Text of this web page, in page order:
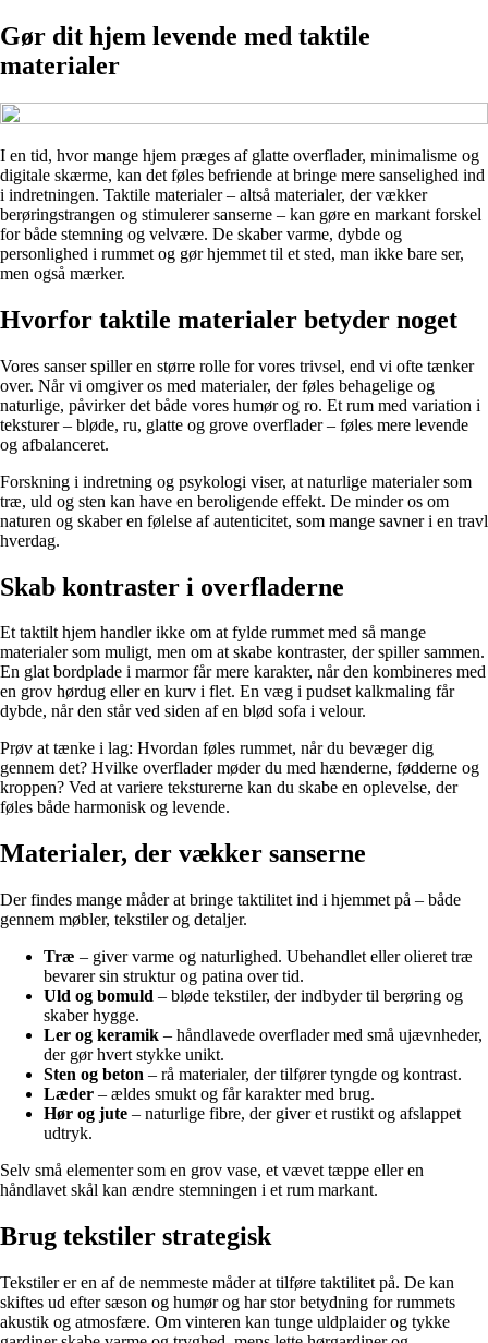
Gør dit hjem levende med taktile
materialer
I en tid, hvor mange hjem præges af glatte overflader, minimalisme og
digitale skærme, kan det føles befriende at bringe mere sanselighed ind
i indretningen. Taktile materialer – altså materialer, der vækker
berøringstrangen og stimulerer sanserne – kan gøre en markant forskel
for både stemning og velvære. De skaber varme, dybde og
personlighed i rummet og gør hjemmet til et sted, man ikke bare ser,
men også mærker.
Hvorfor taktile materialer betyder noget
Vores sanser spiller en større rolle for vores trivsel, end vi ofte tænker
over. Når vi omgiver os med materialer, der føles behagelige og
naturlige, påvirker det både vores humør og ro. Et rum med variation i
teksturer – bløde, ru, glatte og grove overflader – føles mere levende
og afbalanceret.
Forskning i indretning og psykologi viser, at naturlige materialer som
træ, uld og sten kan have en beroligende effekt. De minder os om
naturen og skaber en følelse af autenticitet, som mange savner i en travl
hverdag.
Skab kontraster i overfladerne
Et taktilt hjem handler ikke om at fylde rummet med så mange
materialer som muligt, men om at skabe kontraster, der spiller sammen.
En glat bordplade i marmor får mere karakter, når den kombineres med
en grov hørdug eller en kurv i flet. En væg i pudset kalkmaling får
dybde, når den står ved siden af en blød sofa i velour.
Prøv at tænke i lag: Hvordan føles rummet, når du bevæger dig
gennem det? Hvilke overflader møder du med hænderne, fødderne og
kroppen? Ved at variere teksturerne kan du skabe en oplevelse, der
føles både harmonisk og levende.
Materialer, der vækker sanserne
Der findes mange måder at bringe taktilitet ind i hjemmet på – både
gennem møbler, tekstiler og detaljer.
Træ – giver varme og naturlighed. Ubehandlet eller olieret træ
bevarer sin struktur og patina over tid.
Uld og bomuld – bløde tekstiler, der indbyder til berøring og
skaber hygge.
Ler og keramik – håndlavede overflader med små ujævnheder,
der gør hvert stykke unikt.
Sten og beton – rå materialer, der tilfører tyngde og kontrast.
Læder – ældes smukt og får karakter med brug.
Hør og jute – naturlige fibre, der giver et rustikt og afslappet
udtryk.
Selv små elementer som en grov vase, et vævet tæppe eller en
håndlavet skål kan ændre stemningen i et rum markant.
Brug tekstiler strategisk
Tekstiler er en af de nemmeste måder at tilføre taktilitet på. De kan
skiftes ud efter sæson og humør og har stor betydning for rummets
akustik og atmosfære. Om vinteren kan tunge uldplaider og tykke